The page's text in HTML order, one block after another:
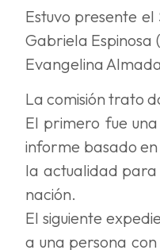
Estuvo presente
Gabriela Espinosa
Evangelina
La comisión trato
El primero fue
informe basado
la actualidad para
nación.
El siguiente
a una persona